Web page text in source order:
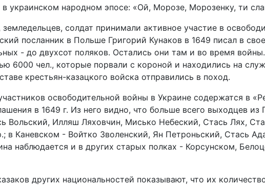
украинском народном эпосе: «Ой, Морозе, Морозенку, ти
солдат принимали активное участие в
посланник в Польше Григорий Кунаков в 1649 писал в
- до двухсот поляков. Остались они там и во время
6000 чел., которые порвали с короной и находились на
крестьян-казацкого войска отправились в поход.
освободительной войны в Украине содержатся в
в 1649 г. Из него видно, что больше всего выходцев
Вольский, Илляш Ляховчин, Мисько Небеский, Стась Лях,
в Каневском - Войтко Зволенский, Ян Петроньский, Стась
наблюдается и в других старых полках - Корсунском,
других национальностей показывают, что их